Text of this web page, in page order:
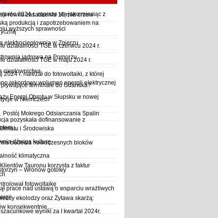
równa zasadzeniu 10 mld drzew
wyższych sprawności
elektrociepłownia w Zgierzu
jądrowa na Pomorzu
ciepłownictwa
terminale do Gdańska?
w Niemczech
Mokrego Odsiarczania Spalin
dźwiga kulturę
klimatyczna
– Wronów gotowy
fotowoltaikę
ekolodzy oraz Żytawa skarżą:
konsekwentnie…
2024 r. zapisze się jako miesiąc z
produkcją i zapotrzebowaniem na
działalności TGE w czerwcu 2024 r.
działalności TGE w maju 2024 r.
2024 r. należał do fotowoltaiki, z której
rekordowy wolumen energii elektrycznej
Energi Obrotu w Słupsku w nowej
pozyskała dofinansowanie z
i Środowiska
budowa nowoczesnych bloków
Tauronu korzysta z faktur
prace nad ustawą o wsparciu wrażliwych
wyniki za I kwartał 2024r.